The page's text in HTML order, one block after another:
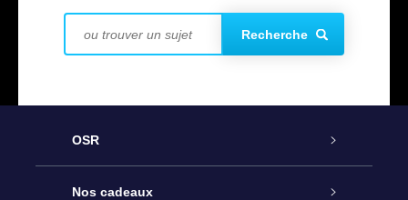
Recherche
OSR
Service
Nos cadeaux